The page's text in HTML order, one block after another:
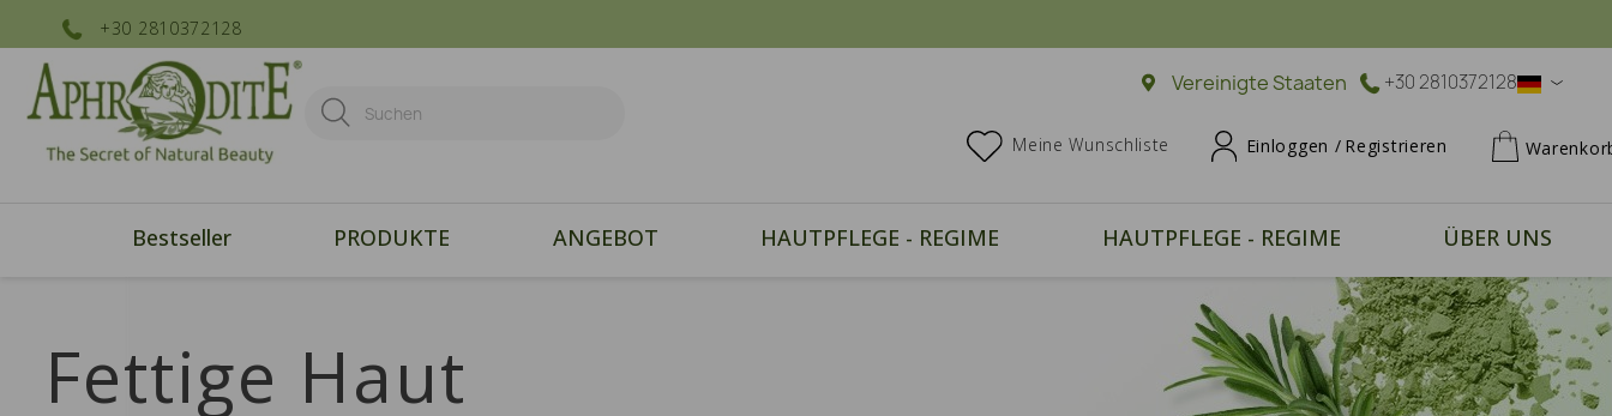
+30 2810372128
Vereinigte Staaten +30 2810372128
Meine Wunschliste Einloggen / Registrieren
Bestseller PRODUKTE ANGEBOT HAUTPFLEGE - REGIME HAUTPFLEGE - REGIME ÜBER UNS
Fettige Haut